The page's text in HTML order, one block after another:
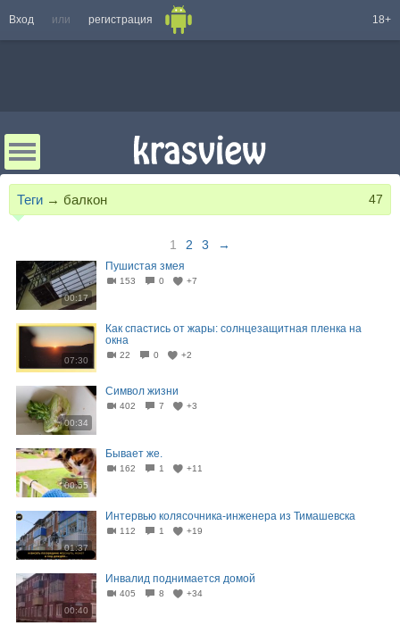
Вход или регистрация 18+
Теги → балкон 47
1 2 3 →
00:17
Пушистая змея
153 0 +7
07:30
Как спастись от жары: солнцезащитная пленка на
окна
22 0 +2
00:34
Символ жизни
402 7 +3
00:55
Бывает же.
162 1 +11
01:37
Интервью колясочника-инженера из Тимашевска
112 1 +19
00:40
Инвалид поднимается домой
405 8 +34